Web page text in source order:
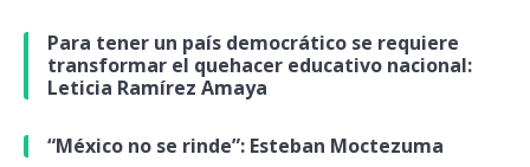
Para tener un país democrático se requiere
transformar el quehacer educativo nacional:
Leticia Ramírez Amaya
“México no se rinde”: Esteban Moctezuma